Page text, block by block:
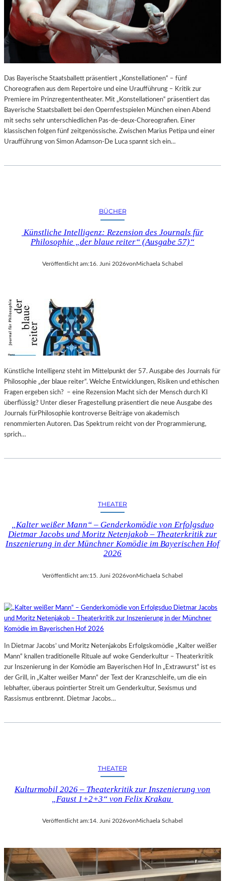
Das Bayerische Staatsballett präsentiert „Konstellationen“ – fünf
Choreografien aus dem Repertoire und eine Uraufführung – Kritik zur
Premiere im Prinzregententheater. Mit „Konstellationen“ präsentiert das
Bayerische Staatsballett bei den Opernfestspielen München einen Abend
mit sechs sehr unterschiedlichen Pas-de-deux-Choreografien. Einer
klassischen folgen fünf zeitgenössische. Zwischen Marius Petipa und einer
Uraufführung von Simon Adamson-De Luca spannt sich ein…
BÜCHER
Künstliche Intelligenz: Rezension des Journals für
Philosophie „der blaue reiter“ (Ausgabe 57)“
Veröffentlicht am:16. Juni 2026von Michaela Schabel
Künstliche Intelligenz steht im Mittelpunkt der 57. Ausgabe des Journals für
Philosophie „der blaue reiter“. Welche Entwicklungen, Risiken und ethischen
Fragen ergeben sich? – eine Rezension Macht sich der Mensch durch KI
überflüssig? Unter dieser Fragestellung präsentiert die neue Ausgabe des
Journals fürPhilosophie kontroverse Beiträge von akademisch
renommierten Autoren. Das Spektrum reicht von der Programmierung,
sprich…
THEATER
„Kalter weißer Mann“ – Genderkomödie von Erfolgsduo
Dietmar Jacobs und Moritz Netenjakob – Theaterkritik zur
Inszenierung in der Münchner Komödie im Bayerischen Hof
2026
Veröffentlicht am:15. Juni 2026vonMichaela Schabel
In Dietmar Jacobs’ und Moritz Netenjakobs Erfolgskomödie „Kalter weißer
Mann“ knallen traditionelle Rituale auf woke Genderkultur – Theaterkritik
zur Inszenierung in der Komödie am Bayerischen Hof In „Extrawurst“ ist es
der Grill, in „Kalter weißer Mann“ der Text der Kranzschleife, um die ein
lebhafter, überaus pointierter Streit um Genderkultur, Sexismus und
Rassismus entbrennt. Dietmar Jacobs…
THEATER
Kulturmobil 2026 – Theaterkritik zur Inszenierung von
„Faust 1+2+3“ von Felix Krakau
Veröffentlicht am:14. Juni 2026vonMichaela Schabel